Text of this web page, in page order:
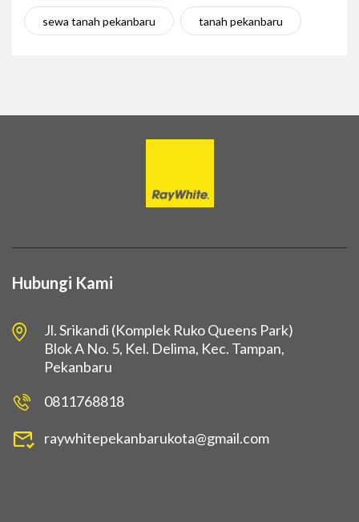
sewa tanah pekanbaru tanah pekanbaru
Hubungi Kami
Jl. Srikandi (Komplek Ruko Queens Park)
Blok A No. 5, Kel. Delima, Kec. Tampan,
Pekanbaru
0811768818
raywhitepekanbarukota@gmail.com